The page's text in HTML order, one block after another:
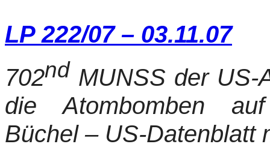
LP 222/07 – 03.11.07
702nd MUNSS der US-
die Atombomben
Büchel – US-Datenblatt